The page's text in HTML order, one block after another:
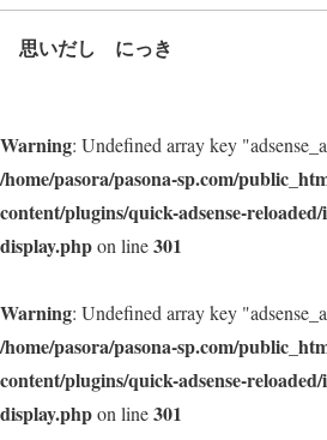
思いだし にっき
Warning: Undefined array key
/home/pasora/pasona-sp.com/
content/plugins/quick-adsense-
display.phpon line301
Warning: Undefined array key
/home/pasora/pasona-sp.com/
content/plugins/quick-adsense-
display.phpon line301